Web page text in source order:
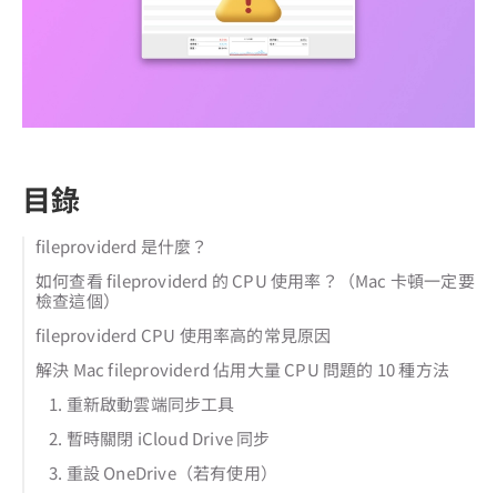
目錄
fileproviderd 是什麼？
如何查看 fileproviderd 的 CPU 使用率？（Mac 卡頓一定要
檢查這個）
fileproviderd CPU 使用率高的常見原因
解決 Mac fileproviderd 佔用大量 CPU 問題的 10 種方法
1. 重新啟動雲端同步工具
2. 暫時關閉 iCloud Drive 同步
3. 重設 OneDrive（若有使用）